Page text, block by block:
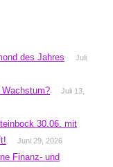
des Jahres
Juli
Wachstum?
Juli 13,
30.06. mit
Juni 29, 2026
Finanz- und